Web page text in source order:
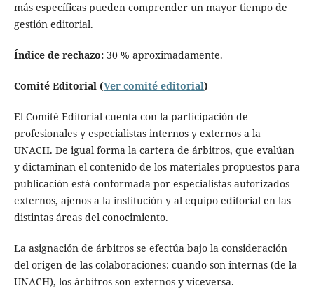
más específicas pueden comprender un mayor tiempo de
gestión editorial.
Índice de rechazo:30 % aproximadamente.
Comité Editorial (Ver comité editorial)
El Comité Editorial cuenta con la participación de
profesionales y especialistas internos y externos a la
UNACH. De igual forma la cartera de árbitros, que evalúan
y dictaminan el contenido de los materiales propuestos para
publicación está conformada por especialistas autorizados
externos, ajenos a la institución y al equipo editorial en las
distintas áreas del conocimiento.
La asignación de árbitros se efectúa bajo la consideración
del origen de las colaboraciones: cuando son internas (de la
UNACH), los árbitros son externos y viceversa.